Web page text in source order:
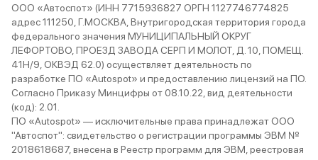
Ярославль
и еще 41 опция
1 460 000 ₽
ООО «Автоспот» (ИНН 7715936827 ОРГН 1127746774825
адрес 111250, Г.МОСКВА, Внутригородская территория города
федерального значения МУНИЦИПАЛЬНЫЙ ОКРУГ
ЛЕФОРТОВО, ПРОЕЗД ЗАВОДА СЕРП И МОЛОТ, Д. 10, ПОМЕЩ.
41Н/9, ОКВЭД 62.0) осуществляет деятельность по
разработке ПО «Autospot» и предоставлению лицензий на ПО.
Согласно Приказу Минцифры от 08.10.22, вид деятельности
(код): 2.01.
ПО «Autospot» — исключительные права принадлежат ООО
"Автоспот": свидетельство о регистрации программы ЭВМ №
2018618687, внесена в Реестр программ для ЭВМ, реестровая